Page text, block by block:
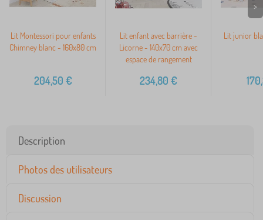
Lit Montessori pour enfants
Chimney blanc - 160x80 cm
204,50 €
Lit enfant avec barrière -
Licorne - 140x70 cm avec
espace de rangement
234,80 €
Lit junior
>
Description
Photos des utilisateurs
Discussion